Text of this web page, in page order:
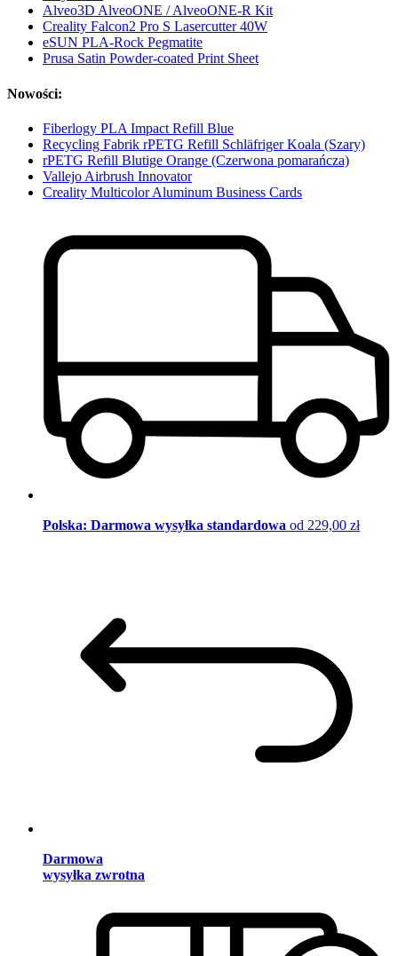
Alveo3D AlveoONE / AlveoONE-R Kit
Creality Falcon2 Pro S Lasercutter 40W
eSUN PLA-Rock Pegmatite
Prusa Satin Powder-coated Print Sheet
Nowości:
Fiberlogy PLA Impact Refill Blue
Recycling Fabrik rPETG Refill Schläfriger Koala (Szary)
rPETG Refill Blutige Orange (Czerwona pomarańcza)
Vallejo Airbrush Innovator
Creality Multicolor Aluminum Business Cards
Polska: Darmowa wysyłka standardowa od 229,00 zł
Darmowa
wysyłka zwrotna